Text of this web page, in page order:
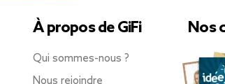
À propos de GiFi
Qui sommes-nous ?
Nous rejoindre
Nos